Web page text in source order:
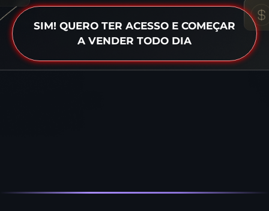
SIM! QUERO TER ACESSO E COMEÇAR
A VENDER TODO DIA